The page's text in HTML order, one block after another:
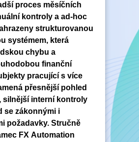
proces měsíčních
kontroly a ad-hoc
strukturovanou
systémem, která
chybu a
finanční
pracující s více
přesnější pohled
silnější interní kontroly
se zákonnými i
požadavky. Stručně
FX Automation